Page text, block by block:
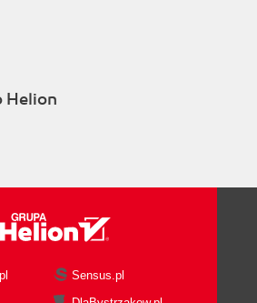
Helion
Sensus.pl